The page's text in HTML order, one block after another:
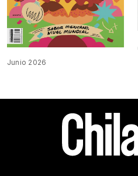
Junio 2026